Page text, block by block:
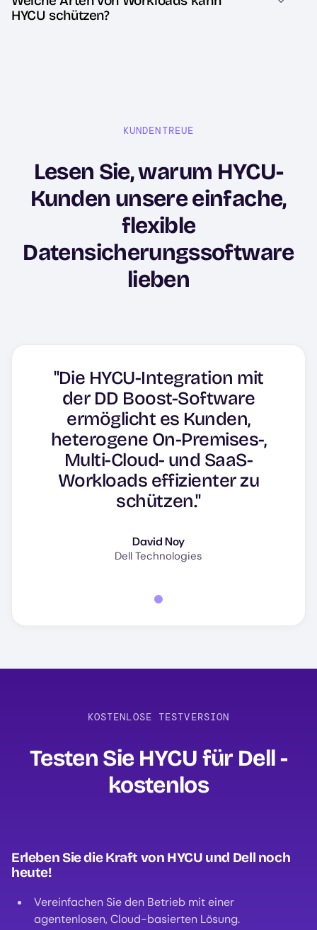
HYCU schützen?
KUNDENTREUE
Lesen Sie, warum HYCU-
Kunden unsere einfache,
flexible
Datensicherungssoftware
lieben
"Die HYCU-Integration mit
der DD Boost-Software
ermöglicht es Kunden,
heterogene On-Premises-,
Multi-Cloud- und SaaS-
Workloads effizienter zu
schützen."
David Noy
Dell Technologies
KOSTENLOSE TESTVERSION
Testen Sie HYCU für Dell -
kostenlos
Erleben Sie die Kraft von HYCU und Dell noch
heute!
Vereinfachen Sie den Betrieb mit einer
agentenlosen, Cloud-basierten Lösung.